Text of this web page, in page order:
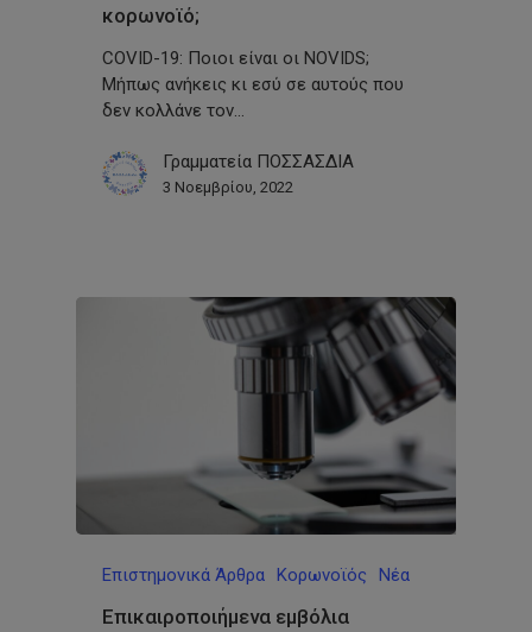
κορωνοϊό;
COVID-19: Ποιοι είναι οι NOVIDS;
Μήπως ανήκεις κι εσύ σε αυτούς που
δεν κολλάνε τον…
Γραμματεία ΠΟΣΣΑΣΔΙΑ
3 Νοεμβρίου, 2022
Επιστημονικά Άρθρα Κορωνοϊός Νέα
Επικαιροποιήμενα εμβόλια